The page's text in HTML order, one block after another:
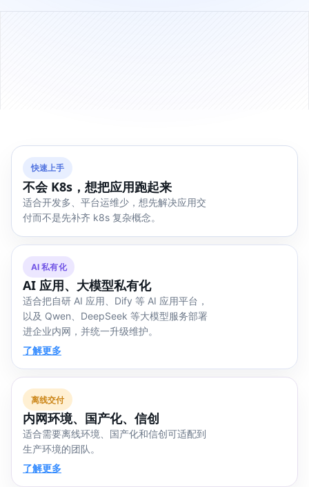
快速上手
不会 K8s，想把应用跑起来
适合开发多、平台运维少，想先解决应用交
付而不是先补齐 k8s 复杂概念。
AI 私有化
AI 应用、大模型私有化
适合把自研 AI 应用、Dify 等 AI 应用平台，
以及 Qwen、DeepSeek 等大模型服务部署
进企业内网，并统一升级维护。
了解更多
离线交付
内网环境、国产化、信创
适合需要离线环境、国产化和信创可适配到
生产环境的团队。
了解更多